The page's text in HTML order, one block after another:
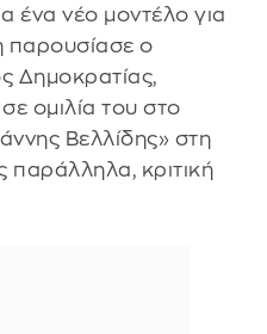
ένα νέο μοντέλο για
παρουσίασε ο
Δημοκρατίας,
σε ομιλία του στο
Βελλίδης» στη
κριτική